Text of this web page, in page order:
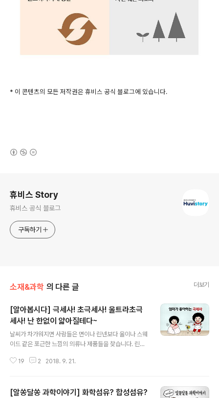
* 이 콘텐츠의 모든 저작권은 휴비스 공식 블로그에 있습니다.
휴비스 Story
휴비스 공식 블로그
구독하기
소재&과학 의 다른 글 더보기
[알아봅시다] 극세사! 초극세사! 울트라초극
세사! 난 한없이 얇아질테다~
날씨가 차가워지면 사람들은 면이나 린넨보다 울이나 스웨
이드 같은 포근한 느낌의 의류나 제품들을 찾습니다. 린넨
지 않고 공기를 잘 통하게 해주니 여름철에 적합하고 울이
는지도 모르겠네요. 극세사로 만들어진 제품으로는 침구
19 2 2018. 9. 21.
[알쏭달쏭 과학이야기] 화학섬유? 합성섬유?